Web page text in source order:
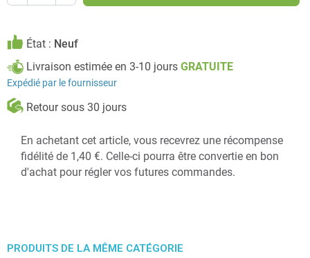
État : Neuf
Livraison estimée en 3-10 jours GRATUITE
Expédié par le fournisseur
Retour sous 30 jours
En achetant cet article, vous recevrez une récompense
fidélité de 1,40 €. Celle-ci pourra être convertie en bon
d'achat pour régler vos futures commandes.
PRODUITS DE LA MÊME CATÉGORIE